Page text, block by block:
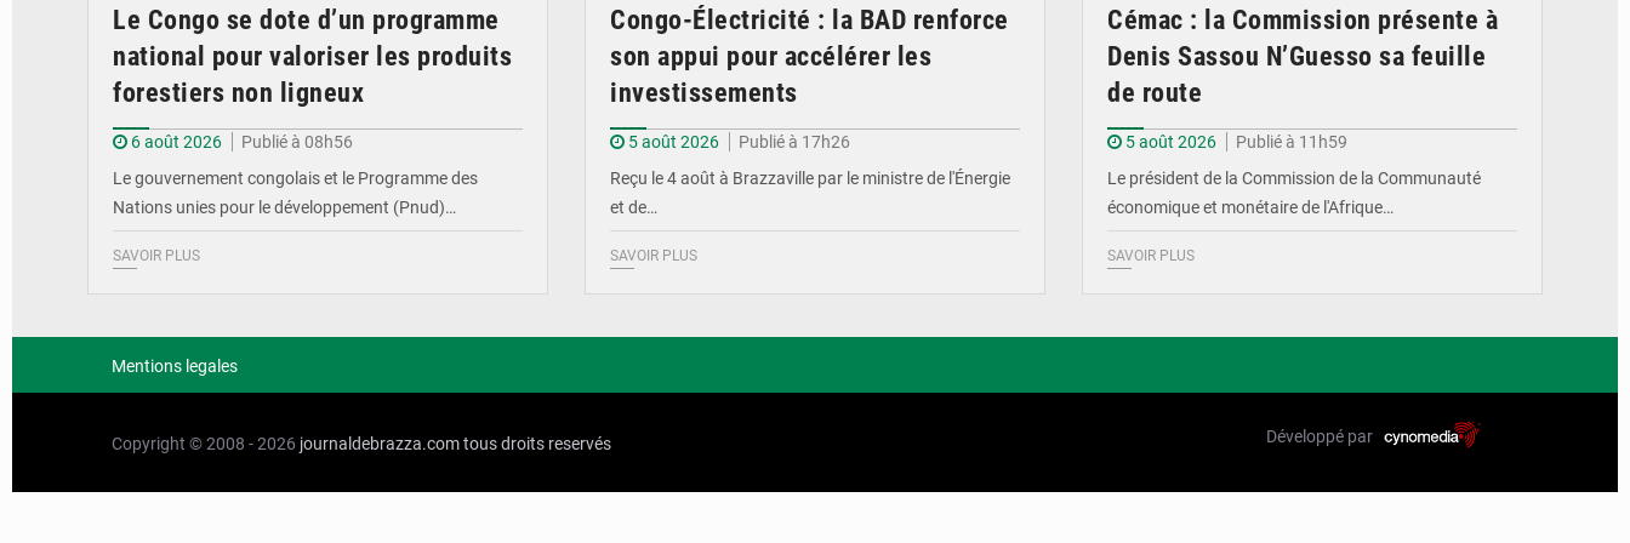
Le Congo se dote d’un programme
national pour valoriser les produits
forestiers non ligneux
6 août 2026
Publié à 08h56
Le gouvernement congolais et le Programme des
Nations unies pour le développement (Pnud)…
SAVOIR PLUS
Congo-Électricité : la BAD renforce
son appui pour accélérer les
investissements
5 août 2026
Publié à 17h26
Reçu le 4 août à Brazzaville par le ministre de l'Énergie
et de…
SAVOIR PLUS
Cémac : la Commission présente à
Denis Sassou N’Guesso sa feuille
de route
5 août 2026
Publié à 11h59
Le président de la Commission de la Communauté
économique et monétaire de l'Afrique…
SAVOIR PLUS
Mentions legales
Copyright © 2008 - 2026 journaldebrazza.comtous droits reservés Développé par